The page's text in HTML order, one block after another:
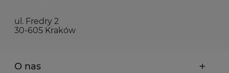
ul. Fredry 2
30-605 Kraków
O nas